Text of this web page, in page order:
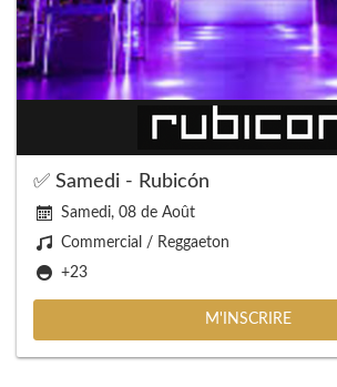
✅ Samedi - Rubicón
Samedi, 08 de Août
Commercial / Reggaeton
+23
M'INSCRIRE